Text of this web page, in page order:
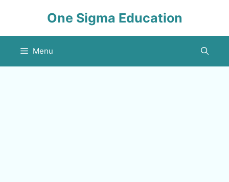
One Sigma Education
Menu